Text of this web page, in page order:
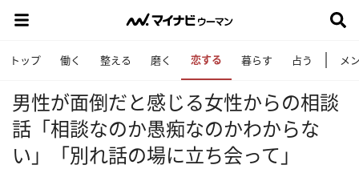
トップ 働く 整える 磨く 恋する 暮らす 占う メ
男性が面倒だと感じる女性からの相談
話「相談なのか愚痴なのかわからな
い」「別れ話の場に立ち会って」